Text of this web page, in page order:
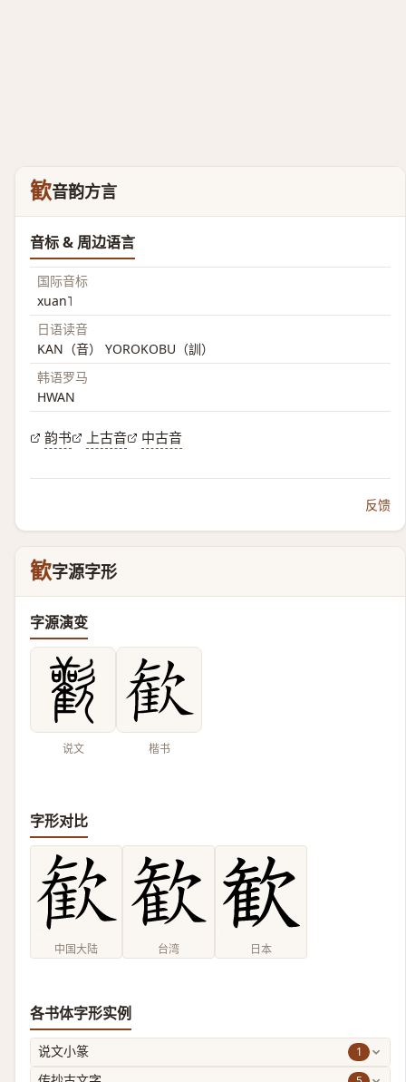
歓音韵方言
音标 & 周边语言
国际音标
xuan˥
日语读音
KAN（音） YOROKOBU（訓）
韩语罗马
HWAN
韵书 上古音 中古音
反馈
歓字源字形
字源演变
说文 楷书
字形对比
中国大陆 台湾 日本
各书体字形实例
说文小篆 1